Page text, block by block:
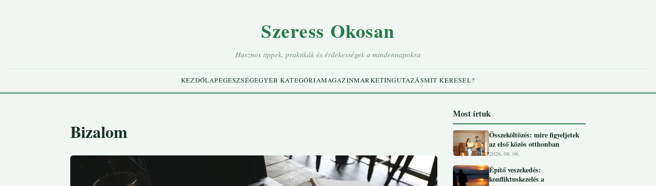
Szeress Okosan
Hasznos tippek, praktikák és érdekességek a mindennapokra
KEZDŐLAPEGÉSZSÉGEGYÉB KATEGÓRIAMAGAZINMARKETINGUTAZÁSMIT KERESEL?
Bizalom
Most írtuk
Összeköltözés: mire figyeljetek
az első közös otthonban
2026. 08. 06.
Építő veszekedés:
konfliktuskezelés a